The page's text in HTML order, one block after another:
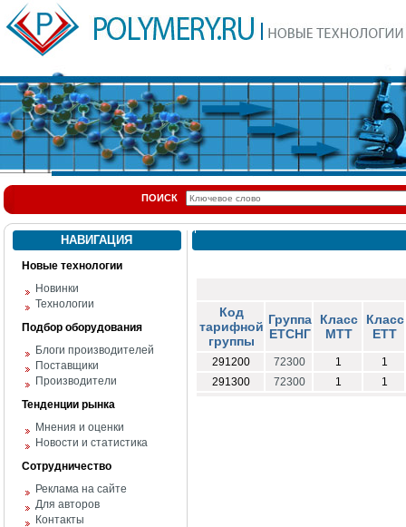
ПОИСК
НАВИГАЦИЯ
Новые технологии
Новинки
Технологии
Подбор оборудования
Блоги производителей
Поставщики
Производители
Тенденции рынка
Мнения и оценки
Новости и статистика
Сотрудничество
Реклама на сайте
Для авторов
Контакты
Код
тарифной
группы
Группа
ЕТСНГ
Класс
МТТ
Класс
ЕТТ
291200 72300 1
1
291300
72300 1 1